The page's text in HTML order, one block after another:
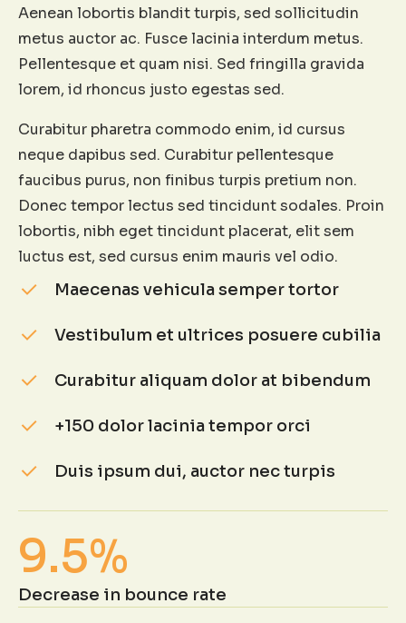
Aenean lobortis blandit turpis, sed sollicitudin
metus auctor ac. Fusce lacinia interdum metus.
Pellentesque et quam nisi. Sed fringilla gravida
lorem, id rhoncus justo egestas sed.
Curabitur pharetra commodo enim, id cursus
neque dapibus sed. Curabitur pellentesque
faucibus purus, non finibus turpis pretium non.
Donec tempor lectus sed tincidunt sodales. Proin
lobortis, nibh eget tincidunt placerat, elit sem
luctus est, sed cursus enim mauris vel odio.
Maecenas vehicula semper tortor
Vestibulum et ultrices posuere cubilia
Curabitur aliquam dolor at bibendum
+150 dolor lacinia tempor orci
Duis ipsum dui, auctor nec turpis
9.5%
Decrease in bounce rate